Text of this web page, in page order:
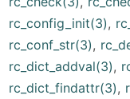
rc_config_init(3),
rc_conf_str(3),
rc_dict_addval(3),
rc_dict_findattr(3),